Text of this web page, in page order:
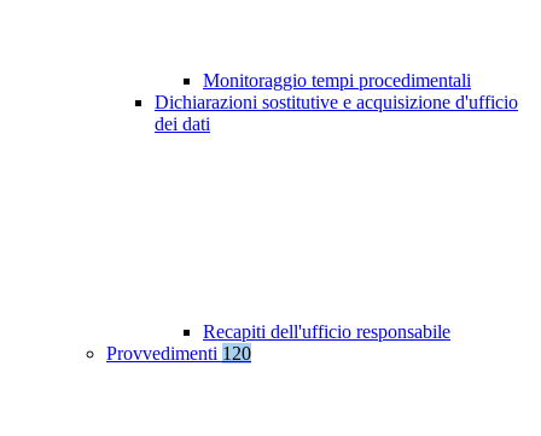
Monitoraggio tempi procedimentali
Dichiarazioni sostitutive e acquisizione d'ufficio
dei dati
Recapiti dell'ufficio responsabile
Provvedimenti 120